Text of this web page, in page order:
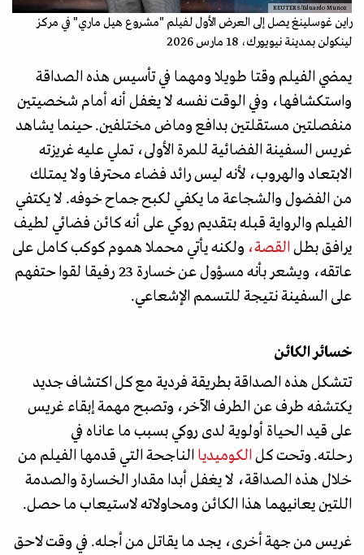
REUTERS/Eduardo Munoz
راين غوسلينغ يصل إلى العرض الأول لفيلم "مشروع هيل ماري" في مركز
لينكولن بمدينة نيويورك، 18 مارس 2026
يمضي الفيلم وقتا طويلا ومهما في تأسيس هذه الصداقة
واستكشافها، وفي الوقت نفسه لا يغفل أنه أمام شخصيتين
منفصلتين مستقلتين بدافع وماض مختلفين. حينما يشاهد
غريس السفينة الفضائية للمرة الأولى، تملي عليه غريزته
الابتعاد والهروب، لأنه ليس رائد فضاء محترفا ولا يمتلك
من الفضول والشجاعة ما يكفي لكبح جماح خوفه. لا يكتفي
الفيلم والرواية قبله بتقديم روكي على أنه كائن فضائي لطيف
يرافق بطل القصة، ولكنه يأتي محملا هموم كوكب كامل على
عاتقه، ويشعر بأنه مسؤول عن خسارة 23 رفيقا لقوا حتفهم
على السفينة نتيجة للتسمم الإشعاعي.
خسائر الكائن
تتشكل هذه الصداقة بطريقة فردية مع كل اكتشاف جديد
يكتشفه طرف عن الطرف الآخر، وتصبح مهمة إبقاء غريس
على قيد الحياة أولوية لدى روكي بسبب ما عاناه في
رحلته. وتحت كل الكوميديا الناجحة التي قدمها الفيلم من
خلال هذه الصداقة، لا يغفل أبدا مقدار الخسارة والصدمة
اللتين يعانيهما هذا الكائن ومحاولاته لاستيعاب ما حصل.
غريس من جهة أخرى، يجد ما يقاتل من أجله. في وقت لاحق